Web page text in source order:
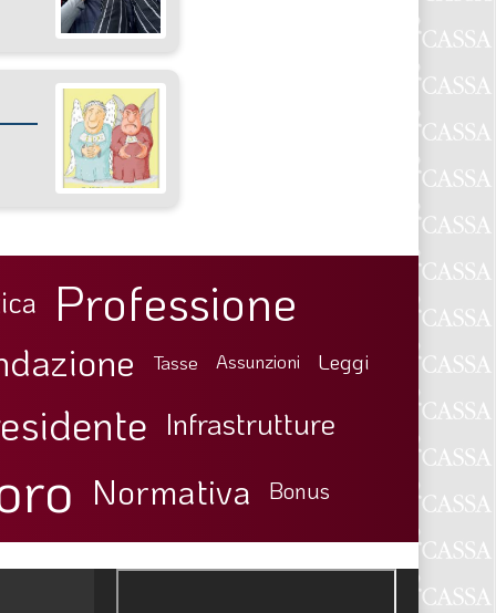
Professione
Tasse Assunzioni Leggi
Infrastrutture
Normativa Bonus